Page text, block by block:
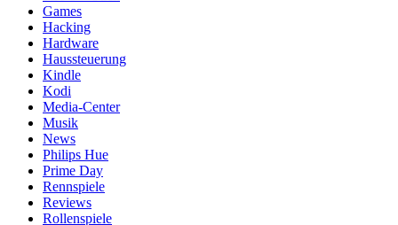
Games
Hacking
Hardware
Haussteuerung
Kindle
Kodi
Media-Center
Musik
News
Philips Hue
Prime Day
Rennspiele
Reviews
Rollenspiele